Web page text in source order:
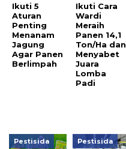
Ikuti 5
Aturan
Penting
Menanam
Jagung
Agar Panen
Berlimpah
Ikuti Cara
Wardi
Meraih
Panen 14,1
Ton/Ha dan
Menyabet
Juara
Lomba
Padi
Pestisida Pestisida